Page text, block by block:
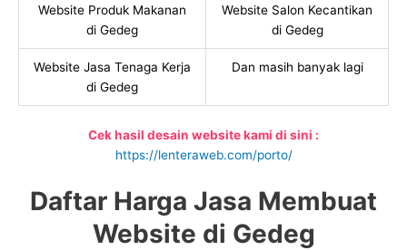
Website Produk Makanan
di Gedeg
Website Salon Kecantikan
di Gedeg
Website Jasa Tenaga Kerja
di Gedeg
Dan masih banyak lagi
Cek hasil desain website kami di sini :
https://lenteraweb.com/porto/
Daftar Harga Jasa Membuat
Website di Gedeg